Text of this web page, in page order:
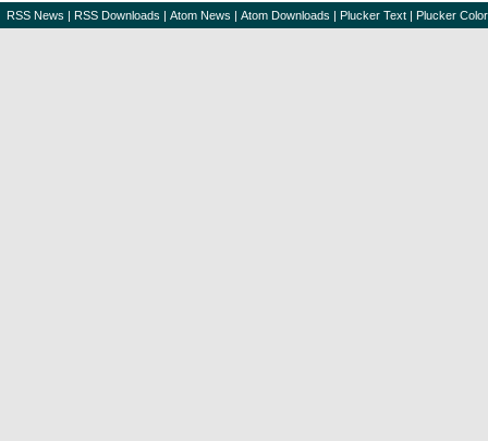
RSS News | RSS Downloads | Atom News | Atom Downloads | Plucker Text | Plucker Color